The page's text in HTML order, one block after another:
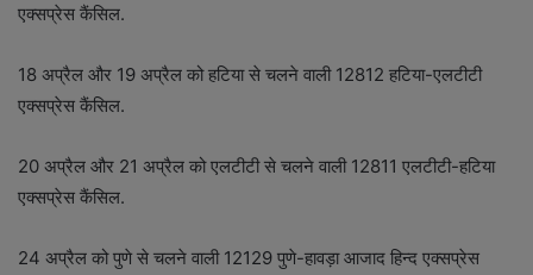
एक्सप्रेस कैंसिल.
18 अप्रैल और 19 अप्रैल को हटिया से चलने वाली 12812 हटिया-एलटीटी
एक्सप्रेस कैंसिल.
20 अप्रैल और 21 अप्रैल को एलटीटी से चलने वाली 12811 एलटीटी-हटिया
एक्सप्रेस कैंसिल.
24 अप्रैल को पुणे से चलने वाली 12129 पुणे-हावड़ा आजाद हिन्द एक्सप्रेस